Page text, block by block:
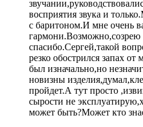
восприятия звука и
с баритоном.И мне очень
гармони.Возможно,созрею
спасибо.Сергей,такой
резко обострился запах
был изначально,но
новизны
пройдет.А тут просто
сырости не
может быть?Может кто